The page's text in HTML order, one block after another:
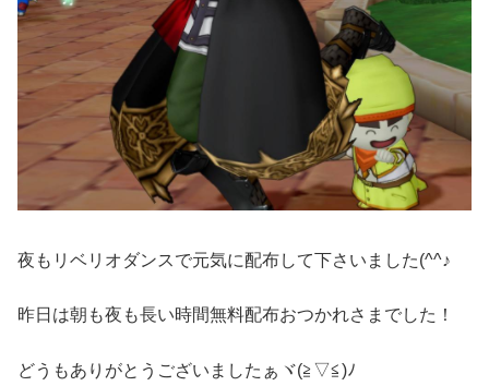
夜もリベリオダンスで元気に配布して下さいました(^^♪
昨日は朝も夜も長い時間無料配布おつかれさまでした！
どうもありがとうございましたぁヾ(≧▽≦)ﾉ